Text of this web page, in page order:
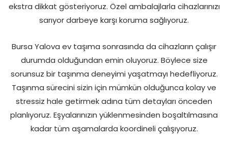
ekstra dikkat gösteriyoruz. Özel ambalajlarla cihazlarınızı
sarıyor darbeye karşı koruma sağlıyoruz.
Bursa Yalova ev taşıma sonrasında da cihazların çalışır
durumda olduğundan emin oluyoruz. Böylece size
sorunsuz bir taşınma deneyimi yaşatmayı hedefliyoruz.
Taşınma sürecini sizin için mümkün olduğunca kolay ve
stressiz hale getirmek adına tüm detayları önceden
planlıyoruz. Eşyalarınızın yüklenmesinden boşaltılmasına
kadar tüm aşamalarda koordineli çalışıyoruz.